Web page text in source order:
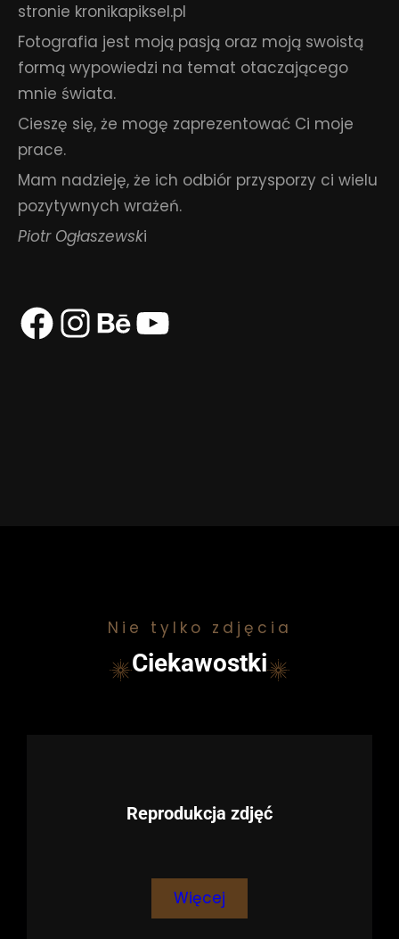
stronie kronikapiksel.pl
Fotografia jest moją pasją oraz moją swoistą
formą wypowiedzi na temat otaczającego
mnie świata.
Cieszę się, że mogę zaprezentować Ci moje
prace.
Mam nadzieję, że ich odbiór przysporzy ci wielu
pozytywnych wrażeń.
Piotr Ogłaszewski
Nie tylko zdjęcia
Ciekawostki
Reprodukcja zdjęć
Więcej